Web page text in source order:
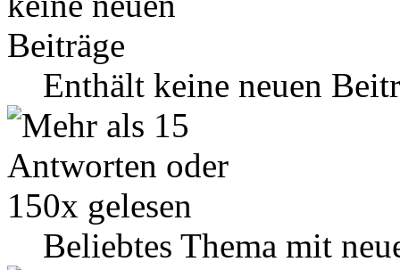
Enthält keine neuen
Beliebtes Thema mit